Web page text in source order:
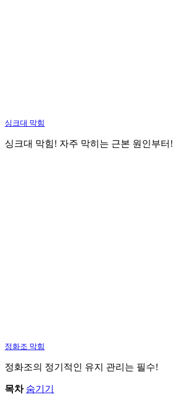
싱크대 막힘
싱크대 막힘! 자주 막히는 근본 원인부터!
정화조 막힘
정화조의 정기적인 유지 관리는 필수!
목차 숨기기